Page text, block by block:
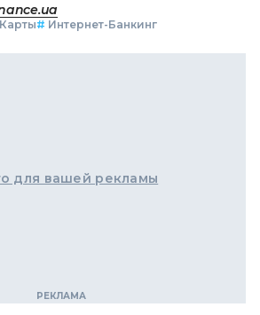
# Интернет-Банкинг
для вашей рекламы